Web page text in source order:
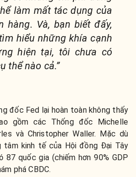
làm mất tác dụng của
hàng. Và, bạn biết đấy,
hiểu những khía cạnh
hiện tại, tôi chưa có
thể nào cả.”
đốc Fed lại hoàn toàn không thấy
gồm các Thống đốc Michelle
và Christopher Waller. Mặc dù
kinh tế của Hội đồng Đại Tây
87 quốc gia (chiếm hơn 90% GDP
phá CBDC.